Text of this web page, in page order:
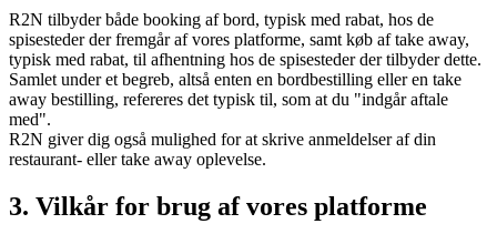
R2N tilbyder både booking af bord, typisk med rabat, hos de
spisesteder der fremgår af vores platforme, samt køb af take away,
typisk med rabat, til afhentning hos de spisesteder der tilbyder dette.
Samlet under et begreb, altså enten en bordbestilling eller en take
away bestilling, refereres det typisk til, som at du "indgår aftale
med".
R2N giver dig også mulighed for at skrive anmeldelser af din
restaurant- eller take away oplevelse.
3. Vilkår for brug af vores platforme